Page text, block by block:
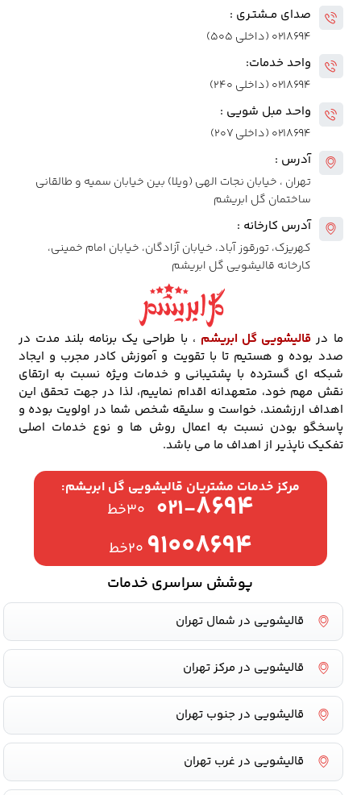
صدای مــشتـری :
۰۲۱۸۶۹۴ (داخلی ۵۰۵)
واحد خدمات:
۰۲۱۸۶۹۴ (داخلی ۲۴۰)
واحـد مبل شویی :
۰۲۱۸۶۹۴ (داخلی ۲۰۷)
آدرس :
تهران ، خیابان نجات الهی (ویلا) بین خیابان سمیه و طالقانی
ساختمان گل ابریشم
آدرس کارخانه :
کهریزک، تورقوز آباد، خیابان آزادگان، خیابان امام خمینی،
کارخانه قالیشویی گل ابریشم
ما در قالیشویی گل ابریشم ، با طراحی یک برنامه بلند مدت در
صدد بوده و هستیم تا با تقویت و آموزش کادر مجرب و ایجاد
شبکه ای گسترده با پشتیبانی و خدمات ویژه نسبت به ارتقای
نقش مهم خود، متعهدانه اقدام نماییم، لذا در جهت تحقق این
اهداف ارزشمند، خواست و سلیقه شخص شما در اولویت بوده و
پاسخگو بودن نسبت به اعمال روش ها و نوع خدمات اصلی
تفکیک ناپذیر از اهداف ما می باشد.
مرکز خدمات مشتریان قالیشویی گل ابریشم:
۰۲۱-۸۶۹۴ ۳۰خط
۹۱۰۰۸۶۹۴ ۲۰خط
پوشش سراسری خدمات
قالیشویی در شمال تهران
قالیشویی در مرکز تهران
قالیشویی در جنوب تهران
قالیشویی در غرب تهران